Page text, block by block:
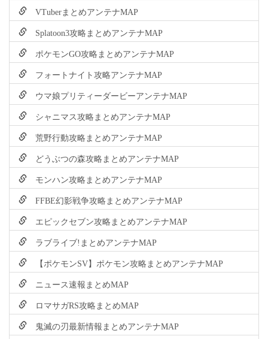
VTuberまとめアンテナMAP
Splatoon3攻略まとめアンテナMAP
ポケモンGO攻略まとめアンテナMAP
フォートナイト攻略アンテナMAP
ウマ娘プリティーダービーアンテナMAP
シャニマス攻略まとめアンテナMAP
荒野行動攻略まとめアンテナMAP
どうぶつの森攻略まとめアンテナMAP
モンハン攻略まとめアンテナMAP
FFBE幻影戦争攻略まとめアンテナMAP
エピックセブン攻略まとめアンテナMAP
ラブライブ!まとめアンテナMAP
【ポケモンSV】ポケモン攻略まとめアンテナMAP
ニュース速報まとめMAP
ロマサガRS攻略まとめMAP
鬼滅の刃最新情報まとめアンテナMAP